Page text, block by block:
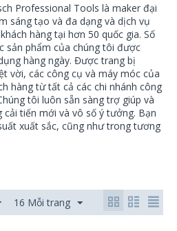
Professional Tools là maker đại
sáng tạo và đa dạng và dịch vụ
hàng tại hơn 50 quốc gia. Số
sản phẩm của chúng tôi được
hàng ngày. Được trang bị
vời, các công cụ và máy móc của
hàng từ tất cả các chi nhánh công
tôi luôn sẵn sàng trợ giúp và
tiến mới và vô số ý tưởng. Bạn
xuất sắc, cũng như trong tương
16 Mỗi trang